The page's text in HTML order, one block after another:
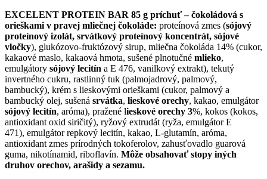
EXCELENT PROTEIN BAR 85 g príchuť – čokoládová s
orieškami v pravej mliečnej čokoláde: proteínová zmes (sójový
proteínový izolát, srvátkový proteínový koncentrát, sójové
vločky), glukózovo-fruktózový sirup, mliečna čokoláda 14% (cukor,
kakaové maslo, kakaová hmota, sušené plnotučné mlieko,
emulgátory sójový lecitín a E 476, vanilkový extrakt), tekutý
invertného cukru, rastlinný tuk (palmojadrový, palmový,
bambucký), krém s lieskovými orieškami (cukor, palmový a
bambucký olej, sušená srvátka, lieskové orechy, kakao, emulgátor
sójový lecitín, aróma), pražené lieskové orechy 3%, kokos (kokos,
antioxidant oxid siričitý), ryžový extrudát (ryža, emulgátor E
471), emulgátor repkový lecitín, kakao, L-glutamín, aróma,
antioxidant zmes prírodných tokoferolov, zahusťovadlo guarová
guma, nikotínamid, riboflavín. Môže obsahovať stopy iných
druhov orechov, arašidy a sezamu.